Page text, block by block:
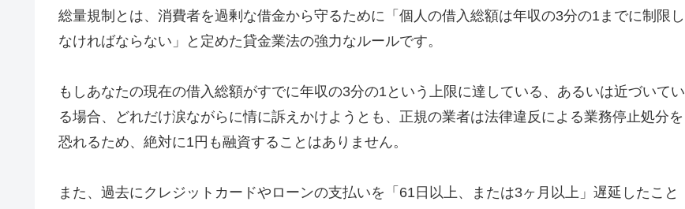
総量規制とは、消費者を過剰な借金から守るために「個人の借入総額は年収の3分の1までに制限し
なければならない」と定めた貸金業法の強力なルールです。
もしあなたの現在の借入総額がすでに年収の3分の1という上限に達している、あるいは近づいてい
る場合、どれだけ涙ながらに情に訴えかけようとも、正規の業者は法律違反による業務停止処分を
恐れるため、絶対に1円も融資することはありません。
また、過去にクレジットカードやローンの支払いを「61日以上、または3ヶ月以上」遅延したこと